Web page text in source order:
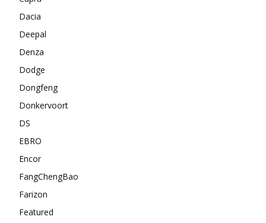
Dacia
Deepal
Denza
Dodge
Dongfeng
Donkervoort
DS
EBRO
Encor
FangChengBao
Farizon
Featured